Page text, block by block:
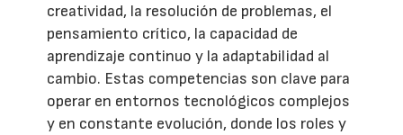
creatividad, la resolución de problemas, el
pensamiento crítico, la capacidad de
aprendizaje continuo y la adaptabilidad al
cambio. Estas competencias son clave para
operar en entornos tecnológicos complejos
y en constante evolución, donde los roles y